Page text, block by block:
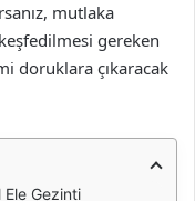
mutlaka
gereken
doruklara çıkaracak
Ele Gezinti